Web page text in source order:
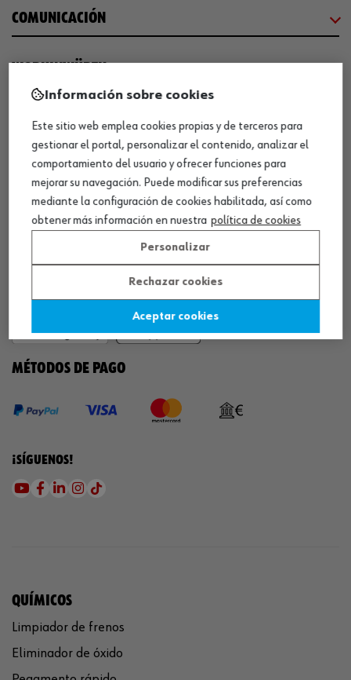
COMUNICACIÓN
NUESTROS CERTIFICADOS
¡WÜRTH EMPRESA SOLIDARIA!
¡DESCARGA NUESTRA APP!
MÉTODOS DE PAGO
¡SÍGUENOS!
QUÍMICOS
Limpiador de frenos
Eliminador de óxido
Información sobre cookies
Este sitio web emplea cookies propias y de terceros para
gestionar el portal, personalizar el contenido, analizar el
comportamiento del usuario y ofrecer funciones para
mejorar su navegación. Puede modificar sus preferencias
mediante la configuración de cookies habilitada, así como
obtener más información en nuestra política de cookies
Personalizar
Rechazar cookies
Aceptar cookies